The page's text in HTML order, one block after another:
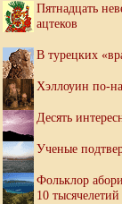
Пятнадцать
ацтеков
В турецких
Хэллоуин по-
Десять
Ученые
Фольклор
10 тысячелетий